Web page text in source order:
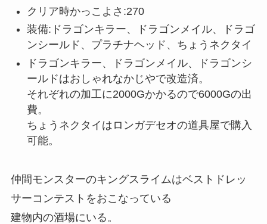
クリア時かっこよさ:270
装備:ドラゴンキラー、ドラゴンメイル、ドラゴ
ンシールド、プラチナヘッド、ちょうネクタイ
ドラゴンキラー、ドラゴンメイル、ドラゴンシ
ールドはおしゃれなかじやで改造済。
それぞれの加工に2000Gかかるので6000Gの出
費。
ちょうネクタイはロンガデセオの道具屋で購入
可能。
仲間モンスターのキングスライムはベストドレッ
サーコンテストをおこなっている
建物内の酒場にいる。